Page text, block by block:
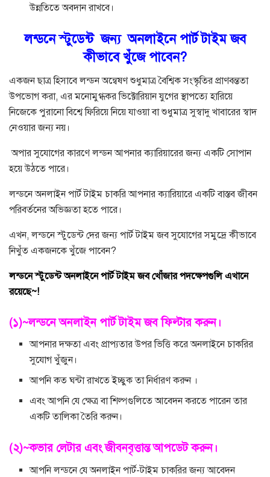
উন্নতিতে অবদান রাখবে।
লন্ডনে স্টুডেন্ট জন্য অনলাইনে পার্ট টাইম জব
কীভাবে খুঁজে পাবেন?
একজন ছাত্র হিসাবে লন্ডন অন্বেষণ শুধুমাত্র বৈশ্বিক সংস্কৃতির প্রাণবন্ততা
উপভোগ করা, এর মনোমুগ্ধকর ভিক্টোরিয়ান যুগের স্থাপত্যে হারিয়ে
নিজেকে পুরানো বিশ্বে ফিরিয়ে নিয়ে যাওয়া বা শুধুমাত্র সুস্বাদু খাবারের স্বাদ
নেওয়ার জন্য নয়।
অপার সুযোগের কারণে লন্ডন আপনার ক্যারিয়ারের জন্য একটি সোপান
হয়ে উঠতে পারে।
লন্ডনে অনলাইন পার্ট টাইম চাকরি আপনার ক্যারিয়ারে একটি বাস্তব জীবন
পরিবর্তনের অভিজ্ঞতা হতে পারে।
এখন, লন্ডনে স্টুডেন্ট দের জন্য পার্ট টাইম জব সুযোগের সমুদ্রে কীভাবে
নিখুঁত একজনকে খুঁজে পাবেন?
লন্ডনে স্টুডেন্ট অনলাইনেপার্ট টাইম জবখোঁজার পদক্ষেপগুলি এখানে
রয়েছে~!
(১)~লন্ডনে অনলাইন পার্ট টাইম জব ফিল্টার করুন।
আপনার দক্ষতা এবং প্রাপ্যতার উপর ভিত্তি করে অনলাইনে চাকরির
সুযোগ খুঁজুন।
আপনি কত ঘন্টা রাখতে ইচ্ছুক তা নির্ধারণ করুন ।
এবং আপনি যে ক্ষেত্র বা শিল্পগুলিতে আবেদন করতে পারেন তার
একটি তালিকা তৈরি করুন।
(২)~কভার লেটার এবং জীবনবৃত্তান্ত আপডেট করুন।
আপনি লন্ডনে যে অনলাইন পার্ট-টাইম চাকরির জন্য আবেদন